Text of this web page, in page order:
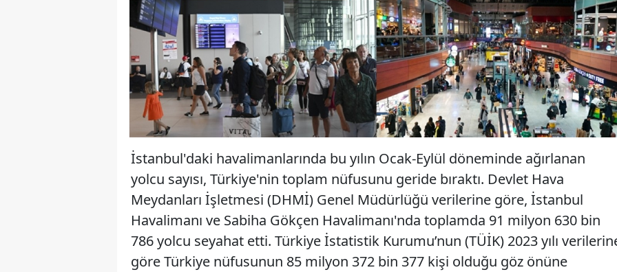
İstanbul'daki havalimanlarında bu yılın Ocak-Eylül döneminde ağırlanan
yolcu sayısı, Türkiye'nin toplam nüfusunu geride bıraktı. Devlet Hava
Meydanları İşletmesi (DHMİ) Genel Müdürlüğü verilerine göre, İstanbul
Havalimanı ve Sabiha Gökçen Havalimanı'nda toplamda 91 milyon 630 bin
786 yolcu seyahat etti. Türkiye İstatistik Kurumu’nun (TÜİK) 2023 yılı
göre Türkiye nüfusunun 85 milyon 372 bin 377 kişi olduğu göz önüne